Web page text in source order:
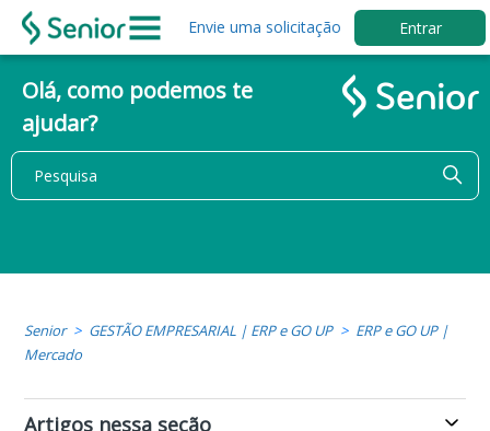
Envie uma solicitação Entrar
Olá, como podemos te
ajudar?
Senior GESTÃO EMPRESARIAL | ERP e GO UP
ERP e GO UP |
Mercado
Artigos nessa seção